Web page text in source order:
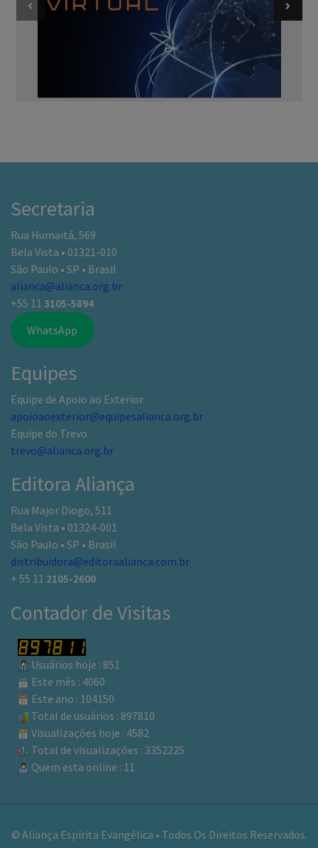
Secretaria
Rua Humaitá, 569
Bela Vista • 01321-010
São Paulo • SP • Brasil
alianca@alianca.org.br
+55 11 3105-5894
WhatsApp
Equipes
Equipe de Apoio ao Exterior
apoioaoexterior@equipesalianca.org.br
Equipe do Trevo
trevo@alianca.org.br
Editora Aliança
Rua Major Diogo, 511
Bela Vista • 01324-001
São Paulo • SP • Brasil
distribuidora@editoraalianca.com.br
+ 55 11 2105-2600
Contador de Visitas
Usuários hoje : 851
Este mês : 4060
Este ano : 104150
Total de usuários : 897810
Visualizações hoje : 4582
Total de visualizações : 3352225
Quem esta online : 11
© Aliança Espírita Evangélica • Todos Os Direitos Reservados.